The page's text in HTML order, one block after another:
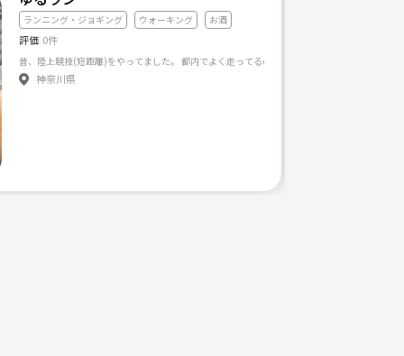
ランニング・ジョギング ウォーキング お酒
評価 0件
昔、陸上競技(短距離)をやってました。 都内でよく走ってるのですが、横浜でも走りたいな
神奈川県